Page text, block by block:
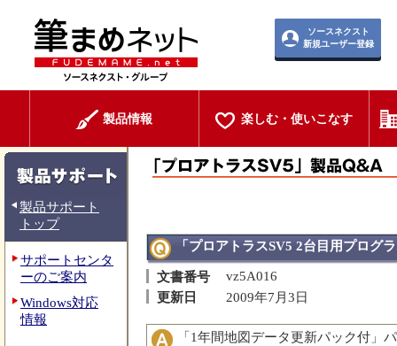
ソースネクスト
新規ユーザー登録
製品情報 楽しむ・使いこなす
製品サポート
トップ
サポートセンタ
ーのご案内
Windows対応
情報
「プロアトラスSV5 2台目用プログ
文書番号
vz5A016
更新日
2009年7月3日
「1年間地図データ更新パック付」